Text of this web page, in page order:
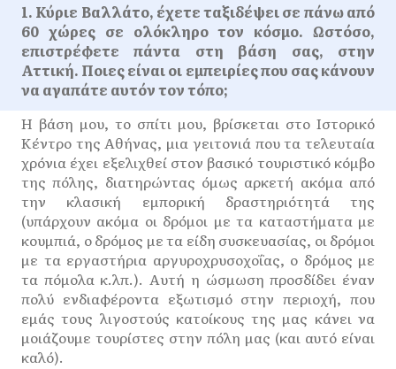
1. Κύριε Βαλλάτο, έχετε ταξιδέψει σε πάνω από
60 χώρες σε ολόκληρο τον κόσμο. Ωστόσο,
επιστρέφετε πάντα στη βάση σας, στην
Αττική. Ποιες είναι οι εμπειρίες που σας κάνουν
να αγαπάτε αυτόν τον τόπο;
Η βάση μου, το σπίτι μου, βρίσκεται στο Ιστορικό
Κέντρο της Αθήνας, μια γειτονιά που τα τελευταία
χρόνια έχει εξελιχθεί στον βασικό τουριστικό κόμβο
της πόλης, διατηρώντας όμως αρκετή ακόμα από
την κλασική εμπορική δραστηριότητά της
(υπάρχουν ακόμα οι δρόμοι με τα καταστήματα με
κουμπιά, ο δρόμος με τα είδη συσκευασίας, οι δρόμοι
με τα εργαστήρια αργυροχρυσοχοΐας, ο δρόμος με
τα πόμολα κ.λπ.). Αυτή η ώσμωση προσδίδει έναν
πολύ ενδιαφέροντα εξωτισμό στην περιοχή, που
εμάς τους λιγοστούς κατοίκους της μας κάνει να
μοιάζουμε τουρίστες στην πόλη μας (και αυτό είναι
καλό).